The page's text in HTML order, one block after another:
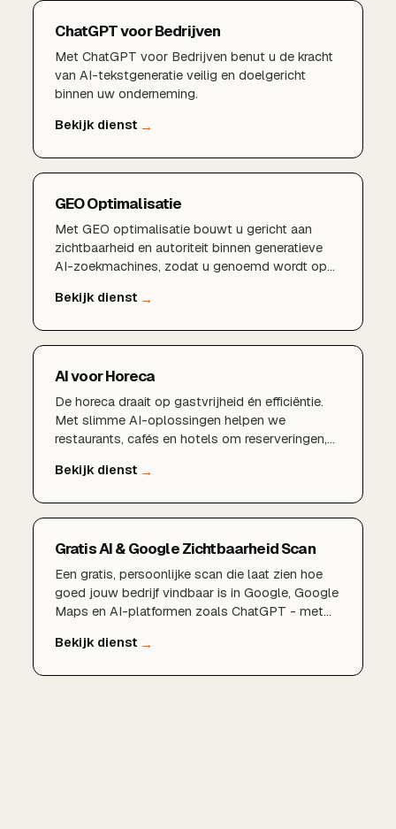
ChatGPT voor Bedrijven
Met ChatGPT voor Bedrijven benut u de kracht
van AI-tekstgeneratie veilig en doelgericht
binnen uw onderneming.
GEO Optimalisatie
Met GEO optimalisatie bouwt u gericht aan
zichtbaarheid en autoriteit binnen generatieve
AI-zoekmachines, zodat u genoemd wordt op
AI voor Horeca
De horeca draait op gastvrijheid én efficiëntie.
Met slimme AI-oplossingen helpen we
restaurants, cafés en hotels om reserveringen,
meer tijd hebt voor je gasten en minder voor je
Gratis AI & Google Zichtbaarheid Scan
Een gratis, persoonlijke scan die laat zien hoe
goed jouw bedrijf vindbaar is in Google, Google
Maps en AI-platformen zoals ChatGPT - met
aanpak.